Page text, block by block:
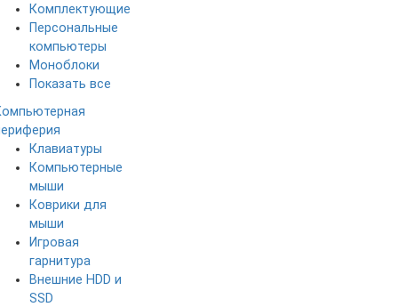
Комплектующие
Персональные
компьютеры
Моноблоки
Показать все
Клавиатуры
Компьютерные
мыши
Коврики для
мыши
Игровая
гарнитура
Внешние HDD и
SSD